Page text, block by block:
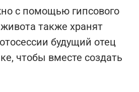
с помощью гипсового
также хранят
будущий отец
чтобы вместе создать